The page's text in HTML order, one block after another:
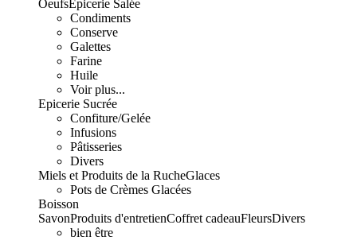
OeufsEpicerie Salée
Condiments
Conserve
Galettes
Farine
Huile
Voir plus...
Epicerie Sucrée
Confiture/Gelée
Infusions
Pâtisseries
Divers
Miels et Produits de la RucheGlaces
Pots de Crèmes Glacées
Boisson
SavonProduits d'entretienCoffret cadeauFleursDivers
bien être